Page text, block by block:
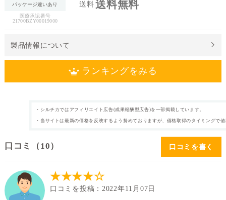
パッケージ違いあり
医療承認番号
21700BZY00019000
製品情報について
送料送料無料
ランキングをみる
2週間使い捨て タイプ 近視
枚数 片眼3ヶ月分
シリコーンハイド
ロゲル
直径
・シルチカではアフィリエイト広告(成果報酬型広告)を一部掲載しています。
・当サイトは最新の価格を反映するよう努めておりますが、価格取得のタイミングで
口コミ （10）
★★★★☆
口コミを投稿：2022年11月07日
口コミを書く
料
方
～